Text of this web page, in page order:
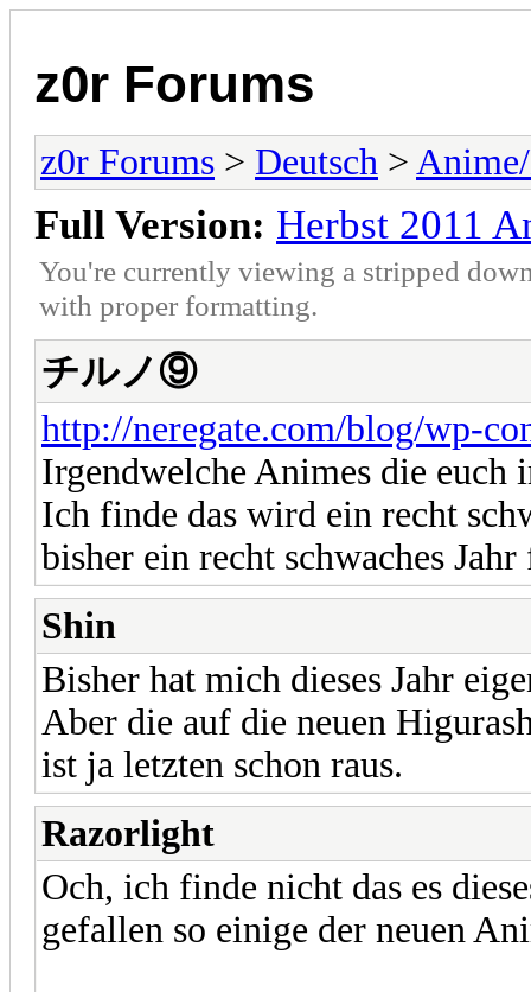
z0r Forums
z0r Forums > Deutsch >
Full Version: Herbst 2011
You're currently viewing a stripped
with proper formatting.
チルノ⑨
http://neregate.com/blog/wp-
Irgendwelche Animes die euch
Ich finde das wird ein recht
bisher ein recht schwaches
Shin
Bisher hat mich dieses Jahr
Aber die auf die neuen
ist ja letzten schon raus.
Razorlight
Och, ich finde nicht das es
gefallen so einige der neuen